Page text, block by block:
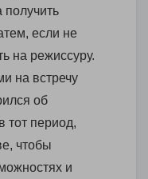
получить
если не
на режиссуру.
на встречу
об
тот период,
чтобы
и